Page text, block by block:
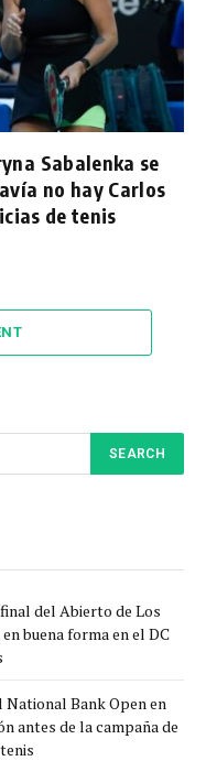
Sabalenka se
no hay Carlos
de tenis
del Abierto de Los
buena forma en el DC
Bank Open en
antes de la campaña de